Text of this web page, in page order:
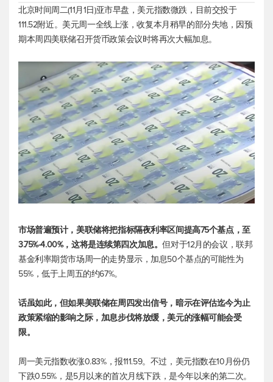
北京时间周二(11月1日)亚市早盘， 美元指数微跌，目前交投于
111.52附近。美元周一全线上涨，收复本月稍早的部分失地，因预
期本周四美联储召开货币政策会议时将再次大幅加息。
市场普遍预计，美联储将把指标隔夜利率区间提高75个基点，至
3.75%-4.00%，这将是连续第四次加息。但对于12月的会议，联邦
基金利率期货市场周一的走势显示，加息50个基点的可能性为
55%，低于上周五的约67%。
话虽如此，但如果美联储在周四发出信号，暗示在评估迄今为止
政策紧缩的影响之际，加息步伐将放缓，美元的涨幅可能会受
限。
周一美元指数收涨0.83%，报111.59。不过， 美元指数在10月份仍
下跌0.55%，是5月以来的首次月线下跌，是今年以来的第二次。